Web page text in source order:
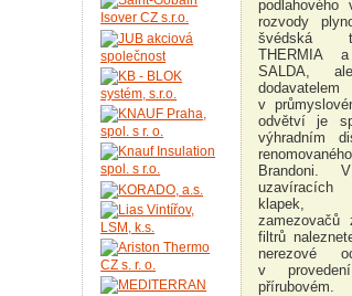
podlahového
rozvody
švédská
THERMIA
SALDA,
v
odvětví je
výhradním
Brandoni.
klapek,
zamezovačů
filtrů
v
přírubovém.